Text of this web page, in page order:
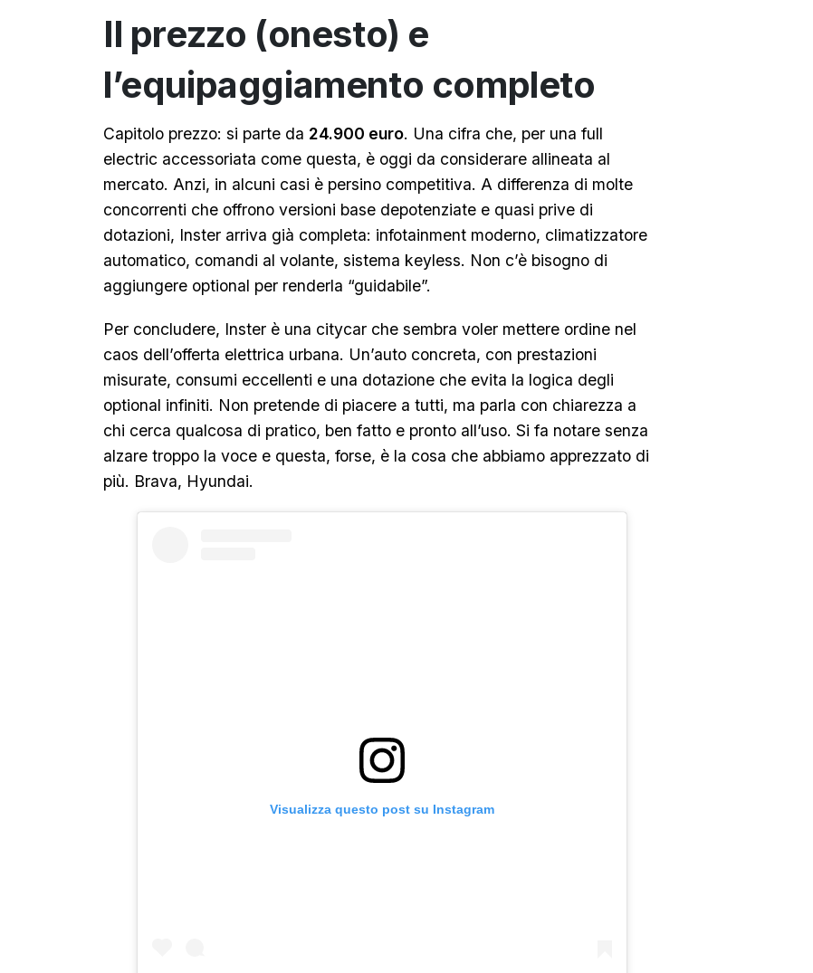
Il prezzo (onesto) e
l’equipaggiamento completo
Capitolo prezzo: si parte da 24.900 euro. Una cifra che, per una full
electric accessoriata come questa, è oggi da considerare allineata al
mercato. Anzi, in alcuni casi è persino competitiva. A differenza di molte
concorrenti che offrono versioni base depotenziate e quasi prive di
dotazioni, Inster arriva già completa: infotainment moderno, climatizzatore
automatico, comandi al volante, sistema keyless. Non c’è bisogno di
aggiungere optional per renderla “guidabile”.
Per concludere, Inster è una citycar che sembra voler mettere ordine nel
caos dell’offerta elettrica urbana. Un’auto concreta, con prestazioni
misurate, consumi eccellenti e una dotazione che evita la logica degli
optional infiniti. Non pretende di piacere a tutti, ma parla con chiarezza a
chi cerca qualcosa di pratico, ben fatto e pronto all’uso. Si fa notare senza
alzare troppo la voce e questa, forse, è la cosa che abbiamo apprezzato di
più. Brava, Hyundai.
Visualizza questo post su Instagram